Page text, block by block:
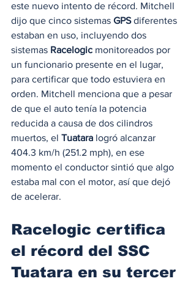
este nuevo intento de récord. Mitchell
dijo que cinco sistemas GPS diferentes
estaban en uso, incluyendo dos
sistemas Racelogic monitoreados por
un funcionario presente en el lugar,
para certificar que todo estuviera en
orden. Mitchell menciona que a pesar
de que el auto tenía la potencia
reducida a causa de dos cilindros
muertos, el Tuatara logró alcanzar
404.3 km/h (251.2 mph), en ese
momento el conductor sintió que algo
estaba mal con el motor, así que dejó
de acelerar.
Racelogic certifica
el récord del SSC
Tuatara en su tercer